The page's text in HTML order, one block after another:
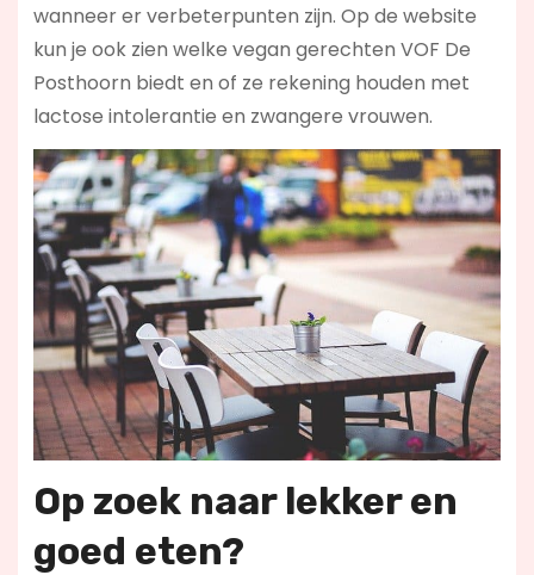
wanneer er verbeterpunten zijn. Op de website
kun je ook zien welke vegan gerechten VOF De
Posthoorn biedt en of ze rekening houden met
lactose intolerantie en zwangere vrouwen.
Op zoek naar lekker en
goed eten?